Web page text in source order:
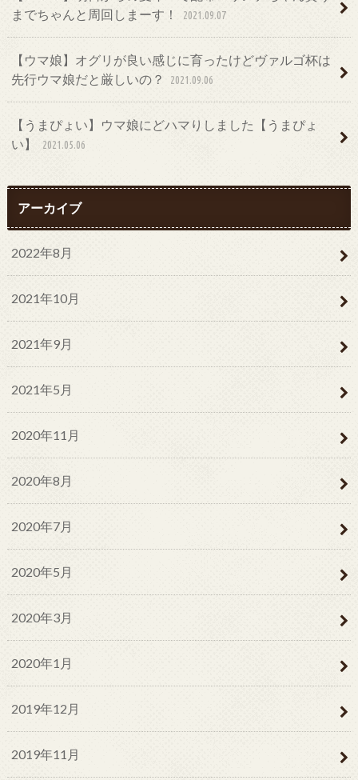
までちゃんと周回しまーす！
2021.09.07
【ウマ娘】オグリが良い感じに育ったけどヴァルゴ杯は
先行ウマ娘だと厳しいの？
2021.09.06
【うまぴょい】ウマ娘にどハマりしました【うまぴょ
い】
2021.05.06
アーカイブ
2022年8月
2021年10月
2021年9月
2021年5月
2020年11月
2020年8月
2020年7月
2020年5月
2020年3月
2020年1月
2019年12月
2019年11月